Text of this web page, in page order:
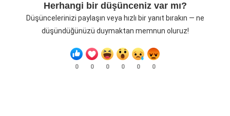
Herhangi bir düşünceniz var mı?
Düşüncelerinizi paylaşın veya hızlı bir yanıt bırakın — ne
düşündüğünüzü duymaktan memnun oluruz!
0 0 0 0 0 0